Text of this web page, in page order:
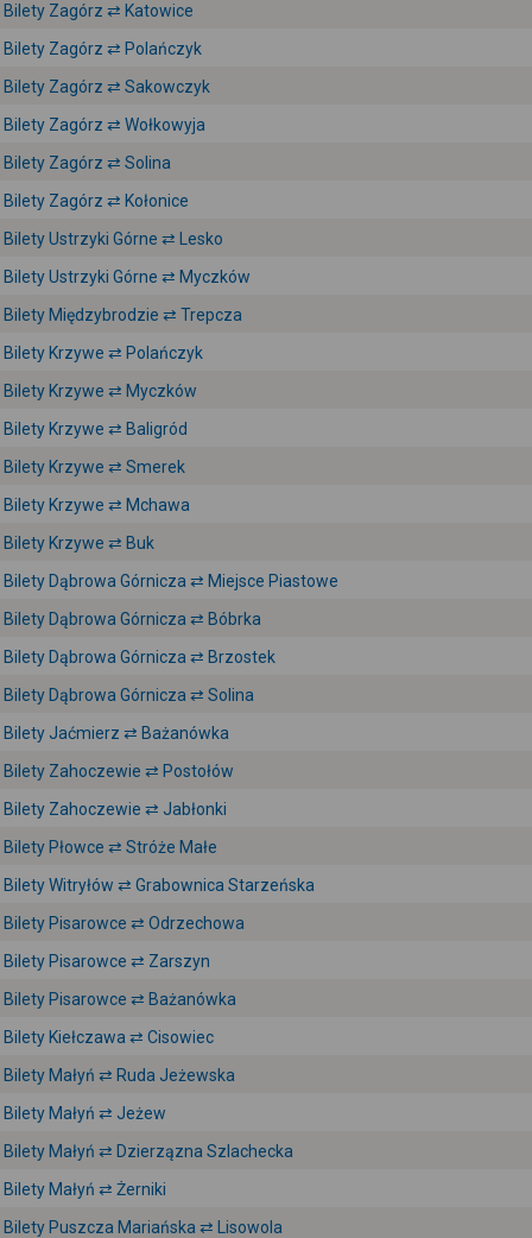
Bilety Zagórz ⇄ Katowice
Bilety Zagórz ⇄ Polańczyk
Bilety Zagórz ⇄ Sakowczyk
Bilety Zagórz ⇄ Wołkowyja
Bilety Zagórz ⇄ Solina
Bilety Zagórz ⇄ Kołonice
Bilety Ustrzyki Górne ⇄ Lesko
Bilety Ustrzyki Górne ⇄ Myczków
Bilety Międzybrodzie ⇄ Trepcza
Bilety Krzywe ⇄ Polańczyk
Bilety Krzywe ⇄ Myczków
Bilety Krzywe ⇄ Baligród
Bilety Krzywe ⇄ Smerek
Bilety Krzywe ⇄ Mchawa
Bilety Krzywe ⇄ Buk
Bilety Dąbrowa Górnicza ⇄ Miejsce Piastowe
Bilety Dąbrowa Górnicza ⇄ Bóbrka
Bilety Dąbrowa Górnicza ⇄ Brzostek
Bilety Dąbrowa Górnicza ⇄ Solina
Bilety Jaćmierz ⇄ Bażanówka
Bilety Zahoczewie ⇄ Postołów
Bilety Zahoczewie ⇄ Jabłonki
Bilety Płowce ⇄ Stróże Małe
Bilety Witryłów ⇄ Grabownica Starzeńska
Bilety Pisarowce ⇄ Odrzechowa
Bilety Pisarowce ⇄ Zarszyn
Bilety Pisarowce ⇄ Bażanówka
Bilety Kiełczawa ⇄ Cisowiec
Bilety Małyń ⇄ Ruda Jeżewska
Bilety Małyń ⇄ Jeżew
Bilety Małyń ⇄ Dzierzązna Szlachecka
Bilety Małyń ⇄ Żerniki
Bilety Puszcza Mariańska ⇄ Lisowola